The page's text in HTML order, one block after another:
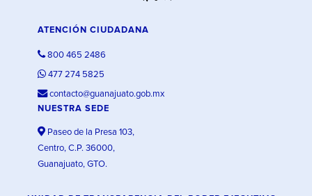
ATENCIÓN CIUDADANA
800 465 2486
477 274 5825
contacto@guanajuato.gob.mx
NUESTRA SEDE
Paseo de la Presa 103,
Centro, C.P. 36000,
Guanajuato, GTO.